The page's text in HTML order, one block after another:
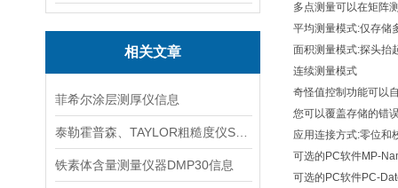
相关文章
菲希尔涂层测厚仪信息
铁素体含量测量仪器DMP30信息
多点测量可以在矩阵
平均测量模式:仅存储
面积测量模式:探头抬
连续测量模式
奇怪值控制功能可以
您可以覆盖存储的错
应用连接方式:零位和
可选的PC软件MP-
可选的PC软件PC-